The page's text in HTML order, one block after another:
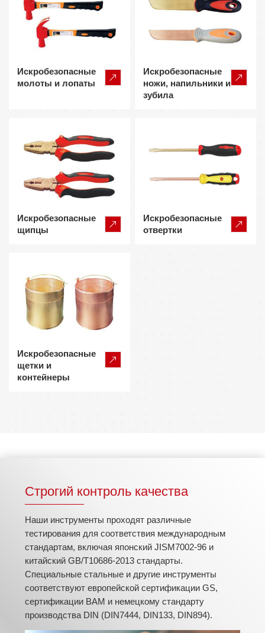
Искробезопасные
молоты и лопаты
Искробезопасные
ножи, напильники и
зубила
Искробезопасные
щипцы
Искробезопасные
отвертки
Искробезопасные
щетки и
контейнеры
Строгий контроль качества
Наши инструменты проходят различные
тестирования для соответствия международным
стандартам, включая японский JISM7002-96 и
китайский GB/T10686-2013 стандарты.
Специальные стальные и другие инструменты
соответствуют европейской сертификации GS,
сертификации BAM и немецкому стандарту
производства DIN (DIN7444, DIN133, DIN894).